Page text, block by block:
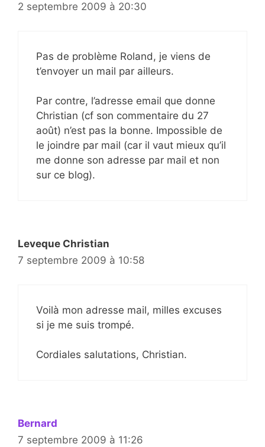
2 septembre 2009 à 20:30
Pas de problème Roland, je viens de
t’envoyer un mail par ailleurs.
Par contre, l’adresse email que donne
Christian (cf son commentaire du 27
août) n’est pas la bonne. Impossible de
le joindre par mail (car il vaut mieux qu’il
me donne son adresse par mail et non
sur ce blog).
Leveque Christian
7 septembre 2009 à 10:58
Voilà mon adresse mail, milles excuses
si je me suis trompé.
Cordiales salutations, Christian.
Bernard
7 septembre 2009 à 11:26